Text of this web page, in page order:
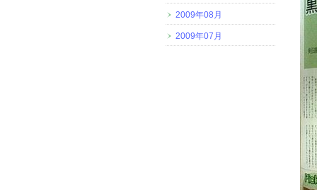
2009年08月
2009年07月